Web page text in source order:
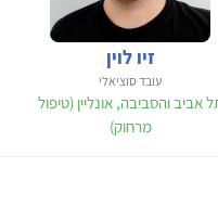
זיו לוין
עובד סוציאלי
אביב והסביבה, אונליין (טיפול
מרחוק)